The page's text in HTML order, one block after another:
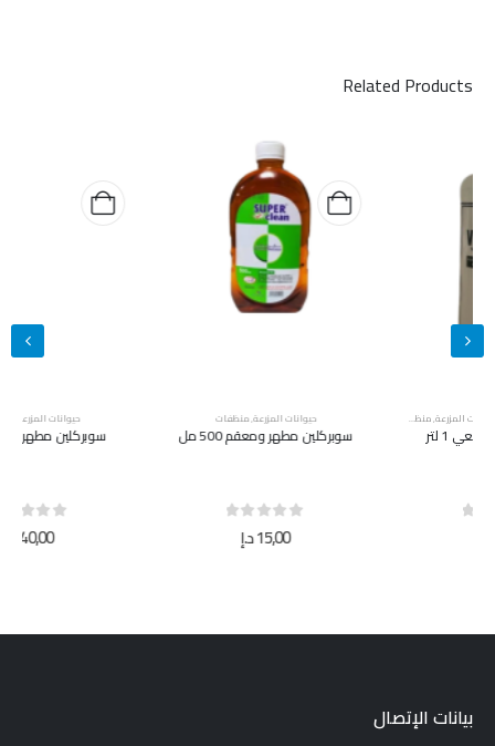
Related Products
حيوانات المزرعة منظفات
سوبركلين مطهر ومعقم 500 مل
منظفات
سوبركلين مطهر ومعقم 5 لتر
بيانات الإتصال